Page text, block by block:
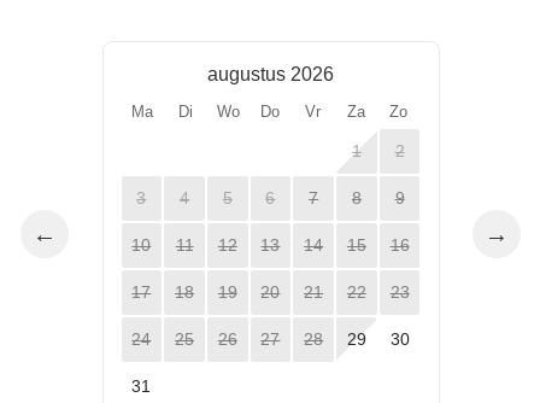
←
augustus 2026
Ma Di Wo Do Vr Za Zo
1 2
3 4 5 6 7 8 9
10 11 12 13 14 15 16
17 18 19 20 21 22 23
24 25 26 27 28 29 30
31
→